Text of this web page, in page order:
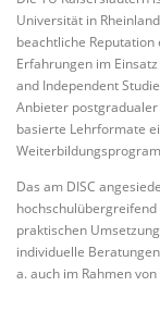
Universität in
beachtliche
Erfahrungen im
and Independent
Anbieter
basierte Lehrformate
Das am DISC
praktischen
individuelle
a. auch im Rahmen